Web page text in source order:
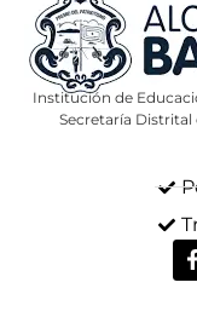
Institución de
Secretaría Distrital